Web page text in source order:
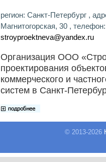
регион: Санкт-Петербург ,
Магнитогорская, 30 ,
stroyproektneva@yandex.ru
Организация ООО
проектирования
коммерческого и
систем в Санкт-
© 2013-2026